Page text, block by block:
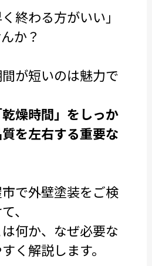
終わる方がいい」
か？
が短いのは魅力で
燥時間」をしっか
を左右する重要な
で外壁塗装をご検
、
は何か、なぜ必要な
く解説します。